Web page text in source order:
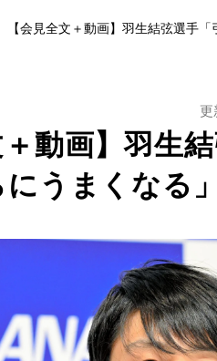
【会見全文＋動画】羽生結弦選手
＋動画】羽生
うまくなる
更